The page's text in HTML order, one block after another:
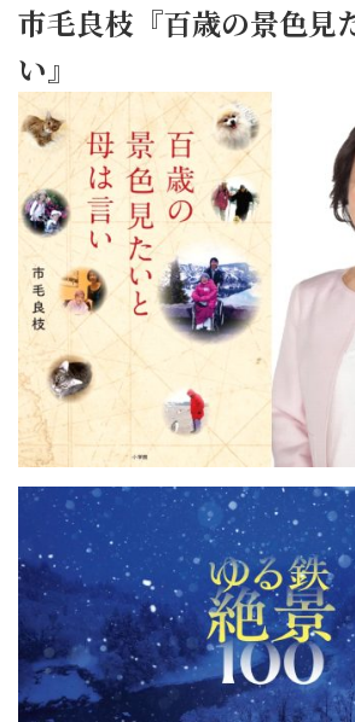
市毛良枝『百歳の景色見
い』